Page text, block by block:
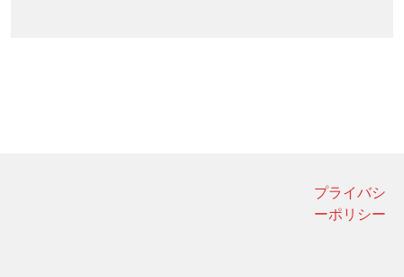
プライバシ
ーポリシー